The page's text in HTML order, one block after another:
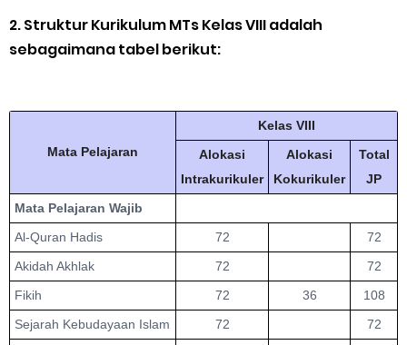
2. Struktur Kurikulum MTs Kelas VIII adalah
sebagaimana tabel berikut:
Mata Pelajaran
Kelas VIII
Alokasi
Intrakurikuler
Alokasi
Kokurikuler
Total
JP
Mata Pelajaran Wajib
Al-Quran Hadis
72
72
Akidah Akhlak
72
72
Fikih
72 36
108
Sejarah Kebudayaan Islam
72
72